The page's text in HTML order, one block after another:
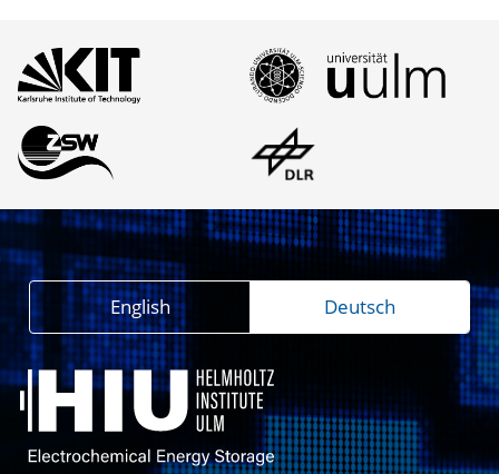
English Deutsch